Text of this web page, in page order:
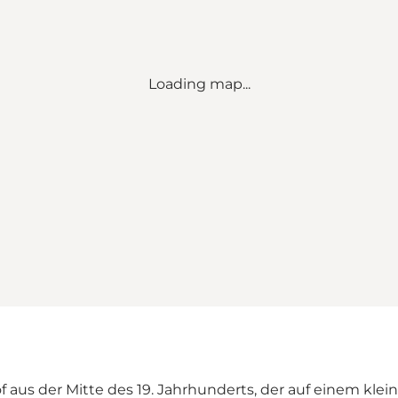
Loading map...
der Mitte des 19. Jahrhunderts, der auf einem